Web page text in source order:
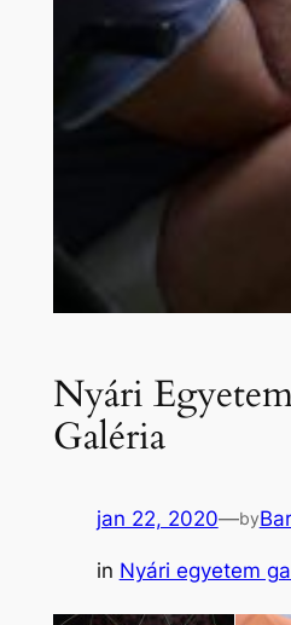
Nyári
Galéria
jan 22, 2020—by
in Nyári egyetem